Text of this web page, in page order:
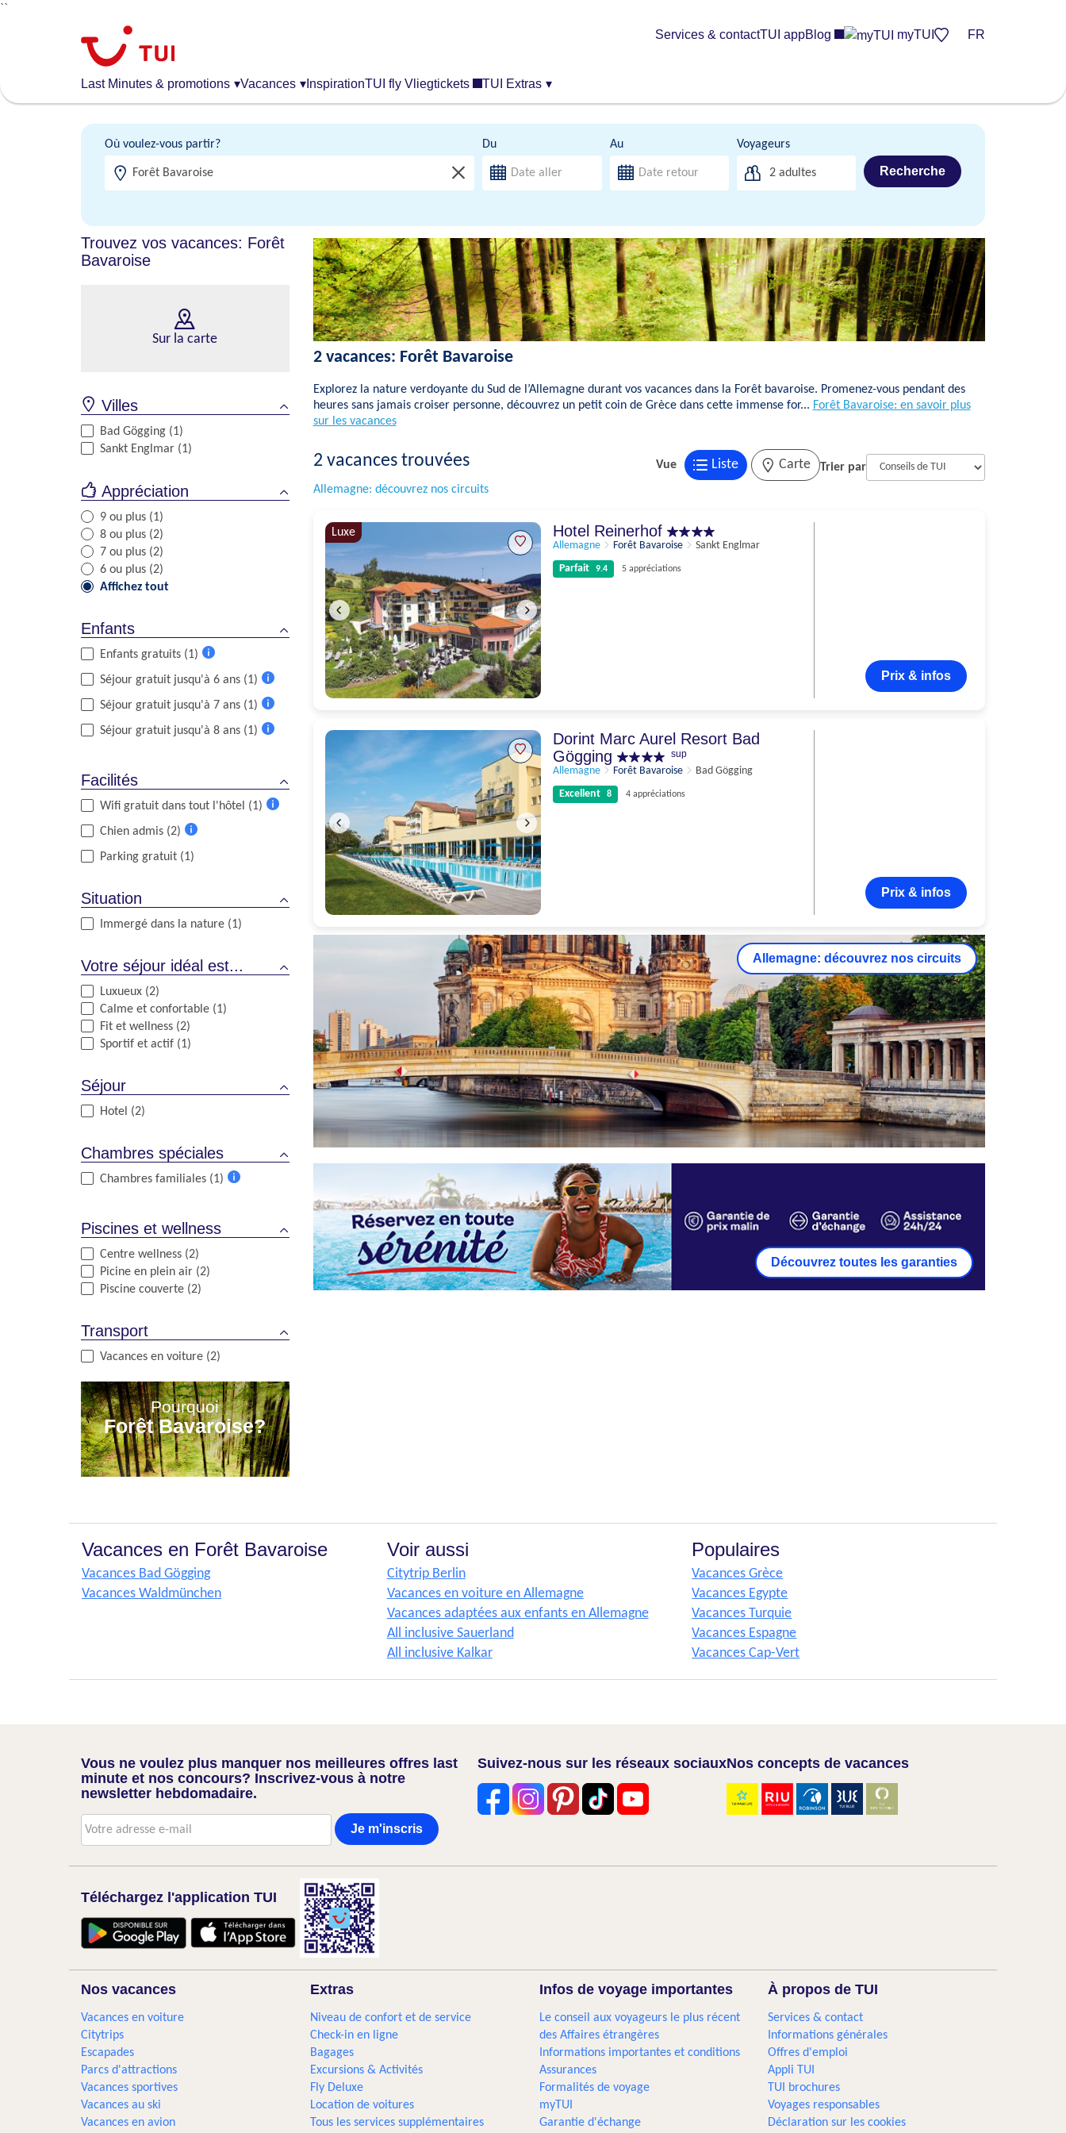
``
Last Minutes & promotions ▾Vacances ▾ InspirationTUI fly Vliegtickets TUI Extras ▾
Services & contactTUI appBlog myTUI FR
Où voulez-vous partir? Du Au Voyageurs
2 adultes Recherche
Trouvez vos vacances: Forêt
Bavaroise
Sur la carte
Villes
Bad Gögging (1)
Sankt Englmar (1)
Appréciation
9 ou plus (1)
8 ou plus (2)
7 ou plus (2)
6 ou plus (2)
Affichez tout
Enfants
Enfants gratuits (1)
d'informations
Séjour gratuit jusqu'à 6 ans (1)
d'informations
Séjour gratuit jusqu'à 7 ans (1)
d'informations
Séjour gratuit jusqu'à 8 ans (1)
d'informations
Facilités
Wifi gratuit dans tout l'hôtel (1)
d'informations
Chien admis (2)
d'informations
Parking gratuit (1)
Situation
Immergé dans la nature (1)
Votre séjour idéal est...
Luxueux (2)
Calme et confortable (1)
Fit et wellness (2)
Sportif et actif (1)
Séjour
Hotel (2)
Chambres spéciales
Chambres familiales (1)
Piscines et wellness
Centre wellness (2)
Picine en plein air (2)
Piscine couverte (2)
Transport
Vacances en voiture (2)
Pourquoi
Forêt Bavaroise?
2 vacances: Forêt Bavaroise
Explorez la nature verdoyante du Sud de l’Allemagne durant vos vacances dans la Forêt bavaroise. Promenez-vous pendant des
heures sans jamais croiser personne, découvrez un petit coin de Grèce dans cette immense for... Forêt Bavaroise: en savoir plus
sur les vacances
2vacances trouvées Vue Liste Carte
Trier par
Allemagne: découvrez nos circuits
Luxe Hotel Reinerhof
Allemagne Forêt Bavaroise
Sankt Englmar
Parfait
9.4 5 appréciations
Prix & infos
4 appréciations
8
Dorint Marc Aurel Resort Bad
Gögging
sup
Allemagne Forêt Bavaroise
Bad Gögging
Excellent
8 4 appréciations
Prix & infos
Allemagne: découvrez nos circuits
Découvrez toutes les garanties
Vacances en Forêt Bavaroise
Vacances Bad Gögging
Vacances Waldmünchen
Voir aussi
Citytrip Berlin
Vacances en voiture en Allemagne
Vacances adaptées aux enfants en Allemagne
All inclusive Sauerland
All inclusive Kalkar
Populaires
Vacances Grèce
Vacances Egypte
Vacances Turquie
Vacances Espagne
Vacances Cap-Vert
Vous ne voulez plus manquer nos meilleures offres last
minute et nos concours? Inscrivez-vous à notre
newsletter hebdomadaire.
Je m'inscris
Suivez-nous sur les réseaux sociauxNos concepts de vacances
Téléchargez l'application TUI
Nos vacances
Vacances en voiture
Citytrips
Escapades
Parcs d'attractions
Vacances sportives
Vacances au ski
Vacances en avion
Extras
Niveau de confort et de service
Check-in en ligne
Bagages
Excursions & Activités
Fly Deluxe
Location de voitures
Tous les services supplémentaires
Infos de voyage importantes
Le conseil aux voyageurs le plus récent
des Affaires étrangères
Informations importantes et conditions
Assurances
Formalités de voyage
myTUI
Garantie d'échange
À propos de TUI
Services & contact
Informations générales
Offres d'emploi
Appli TUI
TUI brochures
Voyages responsables
Déclaration sur les cookies